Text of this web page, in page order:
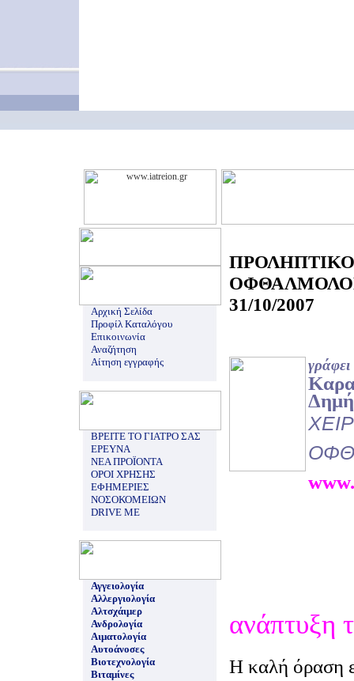
Αρχική Σελίδα
Προφίλ Καταλόγου
Επικοινωνία
Αναζήτηση
Αίτηση εγγραφής
ΒΡΕΙΤΕ ΤΟ ΓΙΑΤΡΟ ΣΑΣ
ΕΡΕΥΝΑ
ΝΕΑ ΠΡΟΪΟΝΤΑ
ΟΡΟΙ ΧΡΗΣΗΣ
ΕΦΗΜΕΡΙΕΣ
ΝΟΣΟΚΟΜΕΙΩΝ
DRIVE ME
Αγγειολογία
Αλλεργιολογία
Αλτσχάιμερ
Ανδρολογία
Αιματολογία
Αυτοάνοσες
Βιοτεχνολογία
Βιταμίνες
31/10/2007
γράφει
ανάπτυξη
Η καλή όραση